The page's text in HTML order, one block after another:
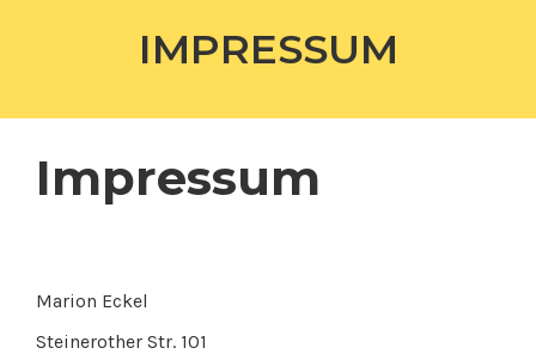
IMPRESSUM
Impressum
Marion Eckel
Steinerother Str. 101